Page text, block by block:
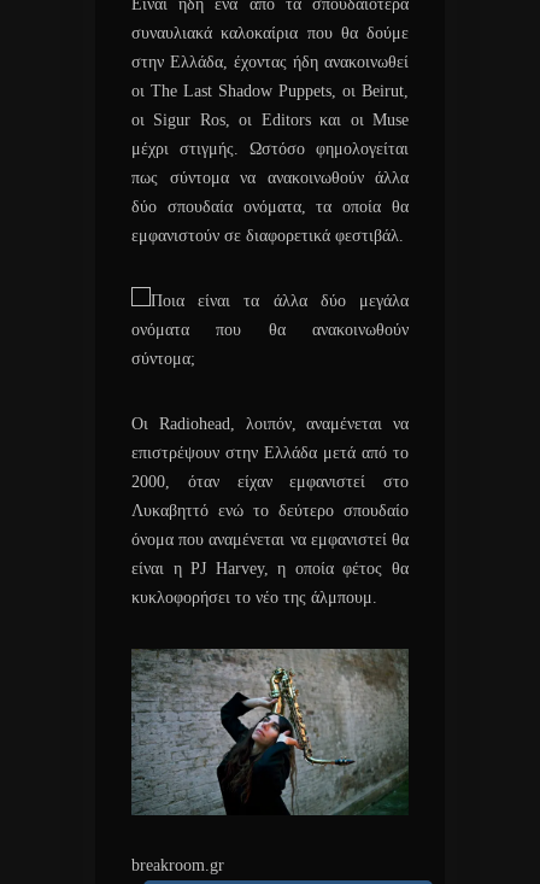
Είναι ήδη ένα από τα σπουδαιότερα
συναυλιακά καλοκαίρια που θα δούμε
στην Ελλάδα, έχοντας ήδη ανακοινωθεί
οι The Last Shadow Puppets, οι Beirut,
οι Sigur Ros, οι Editors και οι Muse
μέχρι στιγμής. Ωστόσο φημολογείται
πως σύντομα να ανακοινωθούν άλλα
δύο σπουδαία ονόματα, τα οποία θα
εμφανιστούν σε διαφορετικά φεστιβάλ.
Οι Radiohead, λοιπόν, αναμένεται να
επιστρέψουν στην Ελλάδα μετά από το
2000, όταν είχαν εμφανιστεί στο
Λυκαβηττό ενώ το δεύτερο σπουδαίο
όνομα που αναμένεται να εμφανιστεί θα
είναι η PJ Harvey, η οποία φέτος θα
κυκλοφορήσει το νέο της άλμπουμ.
breakroom.gr